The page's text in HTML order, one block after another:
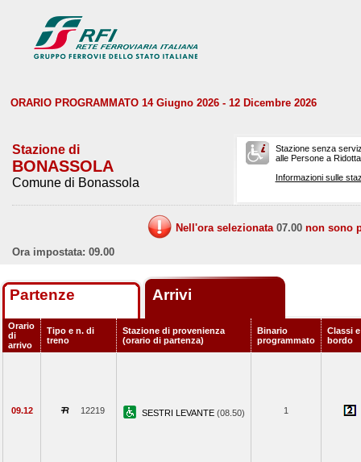
ORARIO PROGRAMMATO 14 Giugno 2026 - 12 Dicembre 2026
Stazione di
BONASSOLA
Comune di Bonassola
Stazione senza
alle Persone a
Informazioni sulle
Nell'ora selezionata 07.00 non sono
Ora impostata: 09.00
Partenze Arrivi
Orario
di
arrivo
Tipo e n. di
treno
Stazione di provenienza
(orario di partenza)
Binario
programmato
Classi
bordo
09.12 12219 SESTRI LEVANTE (08.50) 1